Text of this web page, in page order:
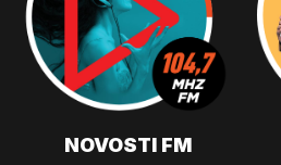
NOVOSTI FM